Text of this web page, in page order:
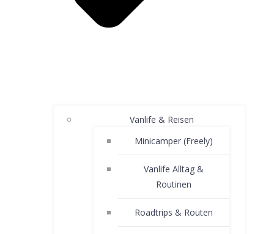
Vanlife & Reisen
Minicamper (Freely)
Vanlife Alltag &
Routinen
Roadtrips & Routen